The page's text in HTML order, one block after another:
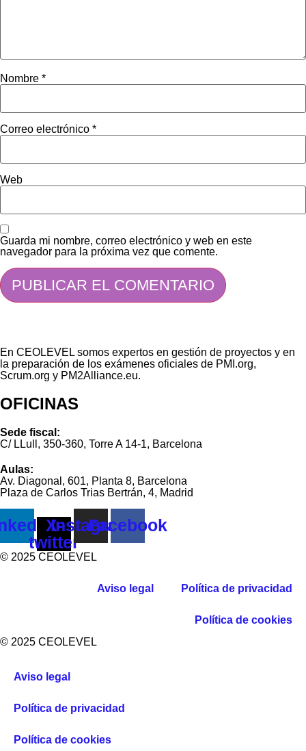
Nombre *
Correo electrónico *
Web
Guarda mi nombre, correo electrónico y web en este
navegador para la próxima vez que comente.
En CEOLEVEL somos expertos en gestión de proyectos y en
la preparación de los exámenes oficiales de PMI.org,
Scrum.org y PM2Alliance.eu.
OFICINAS
Sede fiscal:
C/ LLull, 350-360, Torre A 14-1, Barcelona
Aulas:
Av. Diagonal, 601, Planta 8, Barcelona
Plaza de Carlos Trias Bertrán, 4, Madrid
X-
twitter
Instagram
Facebook
© 2025 CEOLEVEL
Aviso legal Política de privacidad
Política de cookies
© 2025 CEOLEVEL
Aviso legal
Política de privacidad
Política de cookies